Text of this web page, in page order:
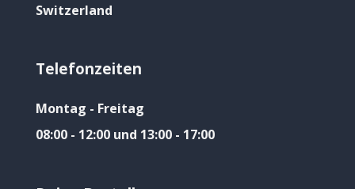
Switzerland
Telefonzeiten
Montag - Freitag
08:00 - 12:00 und 13:00 - 17:00